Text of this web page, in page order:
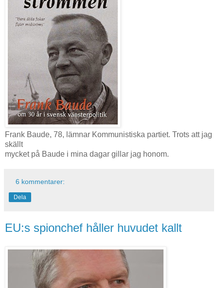
Frank Baude, 78, lämnar Kommunistiska partiet. Trots att jag
skällt
mycket på Baude i mina dagar gillar jag honom.
6 kommentarer:
Dela
EU:s spionchef håller huvudet kallt